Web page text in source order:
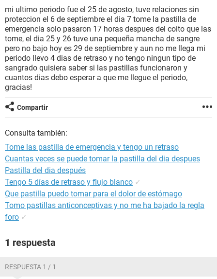
SEXUALIDAD
GLOSARIO
mi ultimo periodo fue el 25 de agosto, tuve relaciones sin
proteccion el 6 de septiembre el dia 7 tome la pastilla de
emergencia solo pasaron 17 horas despues del coito que las
tome, el dia 25 y 26 tuve una pequeña mancha de sangre
pero no bajo hoy es 29 de septiembre y aun no me llega mi
periodo llevo 4 dias de retraso y no tengo ningun tipo de
sangrado quisiera saber si las pastillas funcionaron y
cuantos dias debo esperar a que me llegue el periodo,
gracias!
Compartir
Consulta también:
Tome las pastilla de emergencia y tengo un retraso
Cuantas veces se puede tomar la pastilla del dia despues
Pastilla del dia después
Tengo 5 días de retraso y flujo blanco ✓
Que pastilla puedo tomar para el dolor de estómago
Tomo pastillas anticonceptivas y no me ha bajado la regla
foro ✓
1 respuesta
RESPUESTA 1 / 1